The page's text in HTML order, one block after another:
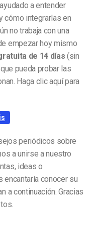
a entender
cómo integrarlas en
no trabaja con una
empezar hoy mismo
de 14 días (sin
pueda probar las
Haga clic aquí para
periódicos sobre
a unirse a nuestro
ideas o
conocer su
a continuación. Gracias